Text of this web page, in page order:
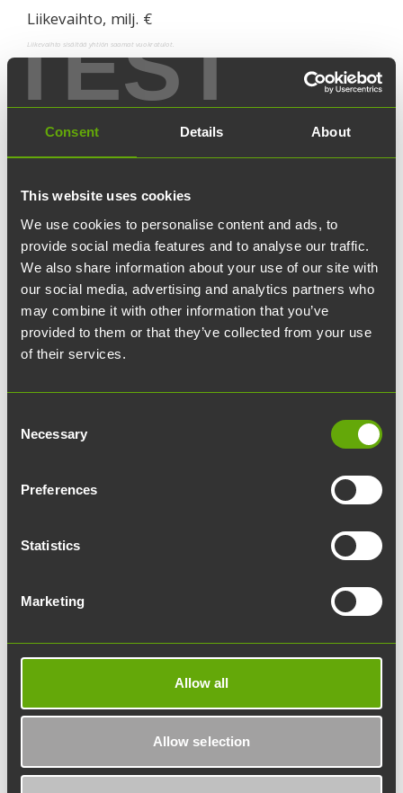
TEST
Consent Details About
This website uses cookies
We use cookies to personalise content and ads, to
provide social media features and to analyse our traffic.
We also share information about your use of our site with
our social media, advertising and analytics partners who
may combine it with other information that you’ve
provided to them or that they’ve collected from your use
of their services.
Selection
Necessary
Preferences
Statistics
Marketing
Allow all
Allow selection
Venngage Infographics